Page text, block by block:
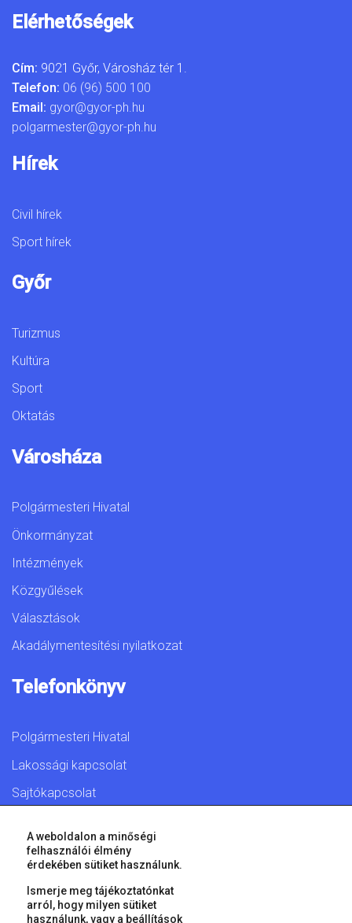
Elérhetőségek
Cím: 9021 Győr, Városház tér 1.
Telefon: 06 (96) 500 100
Email: gyor@gyor-ph.hu
polgarmester@gyor-ph.hu
Hírek
Civil hírek
Sport hírek
Győr
Turizmus
Kultúra
Sport
Oktatás
Városháza
Polgármesteri Hivatal
Önkormányzat
Intézmények
Közgyűlések
Választások
Akadálymentesítési nyilatkozat
Telefonkönyv
Polgármesteri Hivatal
Lakossági kapcsolat
Sajtókapcsolat
© 2026 Győr Megyei Jogú Város • Minden jog fenntartva!
A weboldalon a minőségi
felhasználói élmény
érdekében sütiket használunk.
Ismerje meg tájékoztatónkat
arról, hogy milyen sütiket
használunk, vagy a beállítások